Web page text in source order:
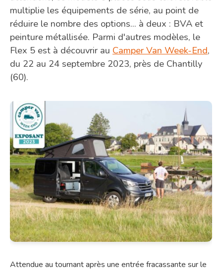
multiplie les équipements de série, au point de
réduire le nombre des options... à deux : BVA et
peinture métallisée. Parmi d'autres modèles, le
Flex 5 est à découvrir au Camper Van Week-End,
du 22 au 24 septembre 2023, près de Chantilly
(60).
Attendue au tournant après une entrée fracassante sur le